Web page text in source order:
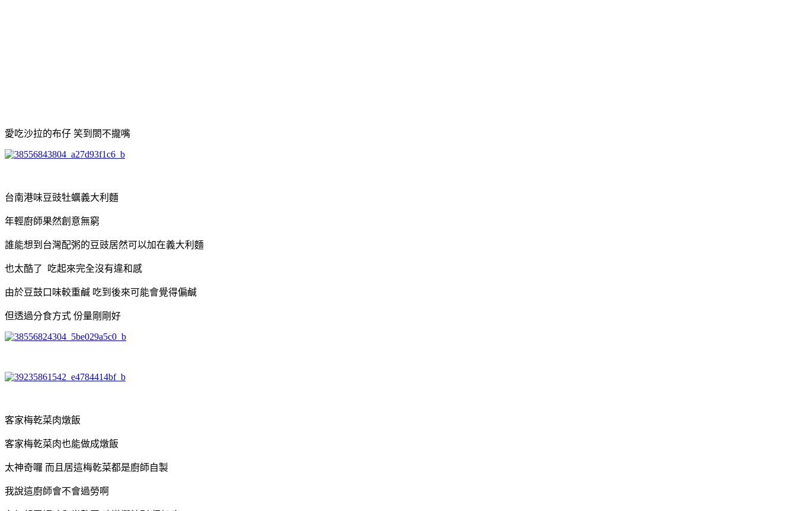
愛吃沙拉的布仔 笑到閤不攏嘴
台南港味豆豉牡蠣義大利麵
年輕廚師果然創意無窮
誰能想到台灣配粥的豆豉居然可以加在義大利麵
也太酷了 吃起來完全沒有違和感
由於豆鼓口味較重鹹 吃到後來可能會覺得偏鹹
但透過分食方式 份量剛剛好
客家梅乾菜肉燉飯
客家梅乾菜肉也能做成燉飯
太神奇囉 而且居這梅乾菜都是廚師自製
我說這廚師會不會過勞啊